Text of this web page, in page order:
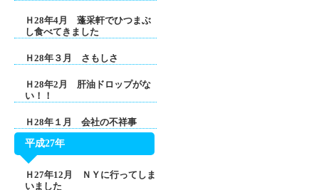
Ｈ28年4月 蓬采軒でひつまぶ
し食べてきました
Ｈ28年３月 さもしさ
Ｈ28年2月 肝油ドロップがな
い！！
Ｈ28年１月 会社の不祥事
平成27年
Ｈ27年12月 ＮＹに行ってしま
いました